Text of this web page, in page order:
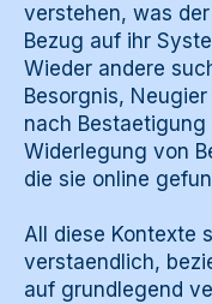
verstehen, was
Bezug auf ihr
Wieder andere
Besorgnis,
nach Bestaetigung
Widerlegung von
die sie online
All diese Kontexte
verstaendlich,
auf grundlegend